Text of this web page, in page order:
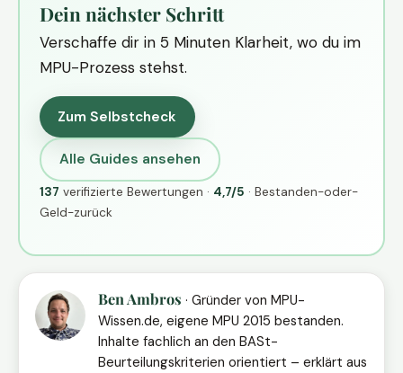
Dein nächster Schritt
Verschaffe dir in 5 Minuten Klarheit, wo du im
MPU-Prozess stehst.
Zum Selbstcheck
Alle Guides ansehen
137 verifizierte Bewertungen · 4,7/5 · Bestanden-oder-
Geld-zurück
Ben Ambros · Gründer von MPU-
Wissen.de, eigene MPU 2015 bestanden.
Inhalte fachlich an den BASt-
Beurteilungskriterien orientiert – erklärt aus